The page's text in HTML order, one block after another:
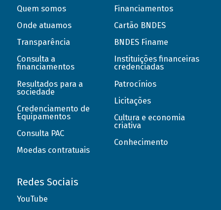
Quem somos
Onde atuamos
Transparência
Consulta a
financiamentos
Resultados para a
sociedade
Credenciamento de
Equipamentos
Consulta PAC
Moedas contratuais
Financiamentos
Cartão BNDES
BNDES Finame
Instituições financeiras
credenciadas
Patrocínios
Licitações
Cultura e economia
criativa
Conhecimento
Redes Sociais
YouTube